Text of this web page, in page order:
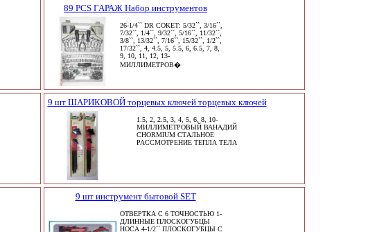
89 PCS ГАРАЖ Набор инструментов
26-1/4`` DR СОКЕТ: 5/32``, 3/16``,
7/32``, 1/4``, 9/32``, 5/16``, 11/32``,
3/8``, 13/32``, 7/16``, 15/32``, 1/2``,
17/32``, 4, 4.5, 5, 5.5, 6, 6.5, 7, 8,
9, 10, 11, 12, 13-
МИЛЛИМЕТРОВ�
9 шт ШАРИКОВОЙ торцевых ключей торцевых ключей
1.5, 2, 2.5, 3, 4, 5, 6, 8, 10-
МИЛЛИМЕТРОВЫЙ ВАНАДИЙ
CHORMIUM СТАЛЬНОЕ
РАССМОТРЕНИЕ ТЕПЛА ТЕЛА
9 шт инструмент бытовой SET
ОТВЕРТКА С 6 ТОЧНОСТЬЮ 1-
ДЛИННЫЕ ПЛОСКОГУБЦЫ
НОСА 4-1/2`` ПЛОСКОГУБЦЫ С